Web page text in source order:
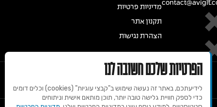
מדיניות פרטיות
תקנון אתר
הצהרת נגישות
הפרטיות שלכם חשובה לנו
לידיעתכם, באתר זה נעשה שימוש ב"קבצי עוגיות" (cookies) וכלים דומים
כדי לספק חוויית גלישה טובה יותר, תוכן מותאם אישית וניתוחים